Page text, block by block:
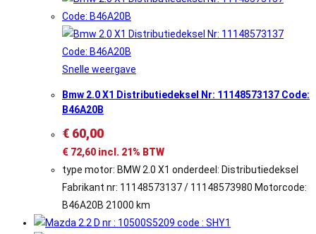
Snelle weergave
Bmw 2.0 X1 Distributiedeksel Nr: 11148573137 Code:
B46A20B
€ 60,00
€ 72,60 incl. 21% BTW
type motor: BMW 2.0 X1 onderdeel: Distributiedeksel
Fabrikant nr: 11148573137 / 11148573980 Motorcode:
B46A20B 21000 km